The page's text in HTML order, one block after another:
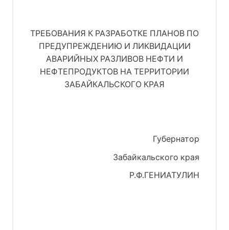
ТРЕБОВАНИЯ К РАЗРАБОТКЕ ПЛАНОВ ПО
ПРЕДУПРЕЖДЕНИЮ И ЛИКВИДАЦИИ
АВАРИЙНЫХ РАЗЛИВОВ НЕФТИ И
НЕФТЕПРОДУКТОВ НА ТЕРРИТОРИИ
ЗАБАЙКАЛЬСКОГО КРАЯ
Губернатор
Забайкальского края
Р.Ф.ГЕНИАТУЛИН